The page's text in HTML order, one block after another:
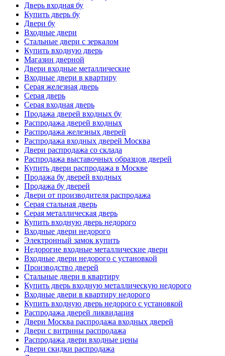
Дверь входная бу
Купить дверь бу
Двери бу
Входные двери
Стальные двери с зеркалом
Купить входную дверь
Магазин дверной
Двери входные металлические
Входные двери в квартиру
Серая железная дверь
Серая дверь
Серая входная дверь
Продажа дверей входных бу
Распродажа дверей входных
Распродажа железных дверей
Распродажа входных дверей Москва
Двери распродажа со склада
Распродажа выставочных образцов дверей
Купить двери распродажа в Москве
Продажа бу дверей входных
Продажа бу дверей
Двери от производителя распродажа
Серая стальная дверь
Серая металлическая дверь
Купить входную дверь недорого
Входные двери недорого
Электронный замок купить
Недорогие входные металлические двери
Входные двери недорого с установкой
Производство дверей
Стальные двери в квартиру
Купить дверь входную металлическую недорого
Входные двери в квартиру недорого
Купить входную дверь недорого с установкой
Распродажа дверей ликвидация
Двери Москва распродажа входных дверей
Двери с витрины распродажа
Распродажа двери входные цены
Двери скидки распродажа